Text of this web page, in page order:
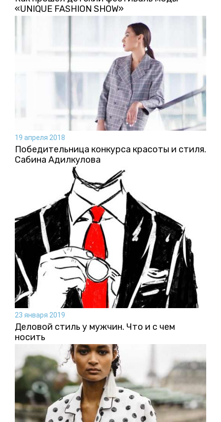
«UNIQUE FASHION SHOW»
19 апреля 2018
Победительница конкурса красоты и стиля.
Сабина Адилкулова
23 января 2019
Деловой стиль у мужчин. Что и с чем
носить